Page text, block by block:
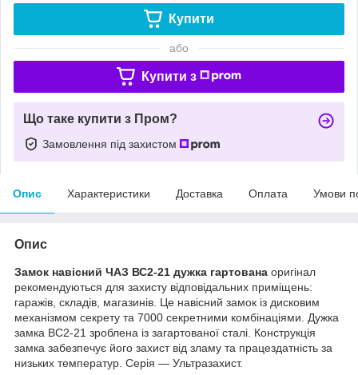
Купити
або
Купити з
Що таке купити з Пром?
Замовлення під захистом
Опис Характеристики Доставка Оплата Умови
Опис
Замок навісний ЧАЗ ВС2-21 дужка гартована оригінал
рекомендуються для захисту відповідальних приміщень:
гаражів, складів, магазинів. Це навісний замок із дисковим
механізмом секрету та 7000 секретними комбінаціями. Дужка
замка ВС2-21 зроблена із загартованої сталі. Конструкція
замка забезпечує його захист від зламу та працездатність за
низьких температур. Серія — Ультразахист.